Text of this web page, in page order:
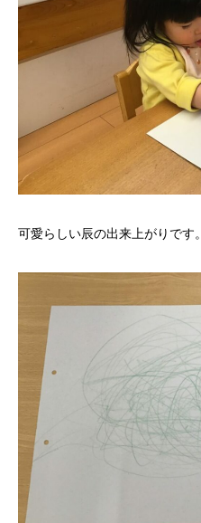
可愛らしい辰の出来上がりです。